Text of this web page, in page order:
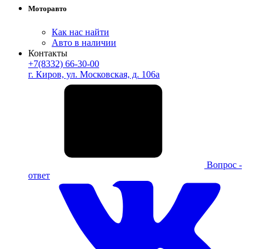
Моторавто
Как нас найти
Авто в наличии
Контакты
+7(8332) 66-30-00
г. Киров, ул. Московская, д. 106а
Вопрос -
ответ